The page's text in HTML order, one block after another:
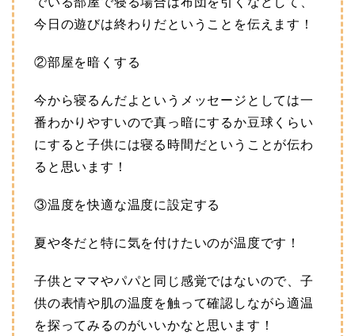
今日の遊びは終わりだということを伝えます！
②部屋を暗くする
今から寝るんだよというメッセージとしては一
番わかりやすいので真っ暗にするか豆球くらい
にすると子供には寝る時間だということが伝わ
ると思います！
③温度を快適な温度に設定する
夏や冬だと特に気を付けたいのが温度です！
子供とママやパパと同じ感覚ではないので、子
供の表情や肌の温度を触って確認しながら適温
を探ってみるのがいいかなと思います！